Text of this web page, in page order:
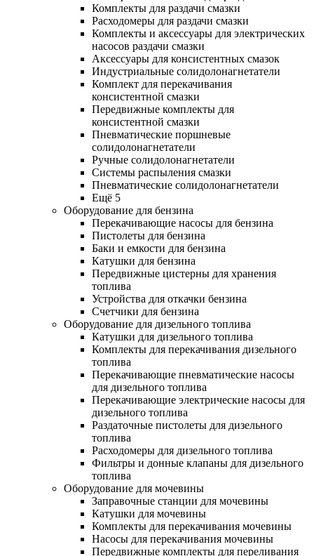
Комплекты для раздачи смазки
Расходомеры для раздачи смазки
Комплекты и аксессуары для электрических
насосов раздачи смазки
Аксессуары для консистентных смазок
Индустриальные солидолонагнетатели
Комплект для перекачивания
консистентной смазки
Передвижные комплекты для
консистентной смазки
Пневматические поршневые
солидолонагнетатели
Ручные солидолонагнетатели
Системы распыления смазки
Пневматические солидолонагнетатели
Ещё 5
Оборудование для бензина
Перекачивающие насосы для бензина
Пистолеты для бензина
Баки и емкости для бензина
Катушки для бензина
Передвижные цистерны для хранения
топлива
Устройства для откачки бензина
Счетчики для бензина
Оборудование для дизельного топлива
Катушки для дизельного топлива
Комплекты для перекачивания дизельного
топлива
Перекачивающие пневматические насосы
для дизельного топлива
Перекачивающие электрические насосы для
дизельного топлива
Раздаточные пистолеты для дизельного
топлива
Расходомеры для дизельного топлива
Фильтры и донные клапаны для дизельного
топлива
Оборудование для мочевины
Заправочные станции для мочевины
Катушки для мочевины
Комплекты для перекачивания мочевины
Насосы для перекачивания мочевины
Передвижные комплекты для переливания